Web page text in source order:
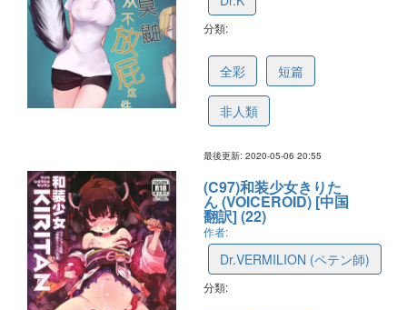
分類:
全彩 短篇
非人類
最後更新: 2020-05-06 20:55
(C97)和装少女きりた
ん (VOICEROID) [中国
翻訳] (22)
作者:
Dr.VERMILION (ペテン師)
分類: